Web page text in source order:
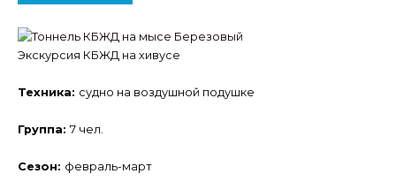
Экскурсия КБЖД на хивусе
Техника: судно на воздушной подушке
Группа: 7 чел.
Сезон: февраль-март